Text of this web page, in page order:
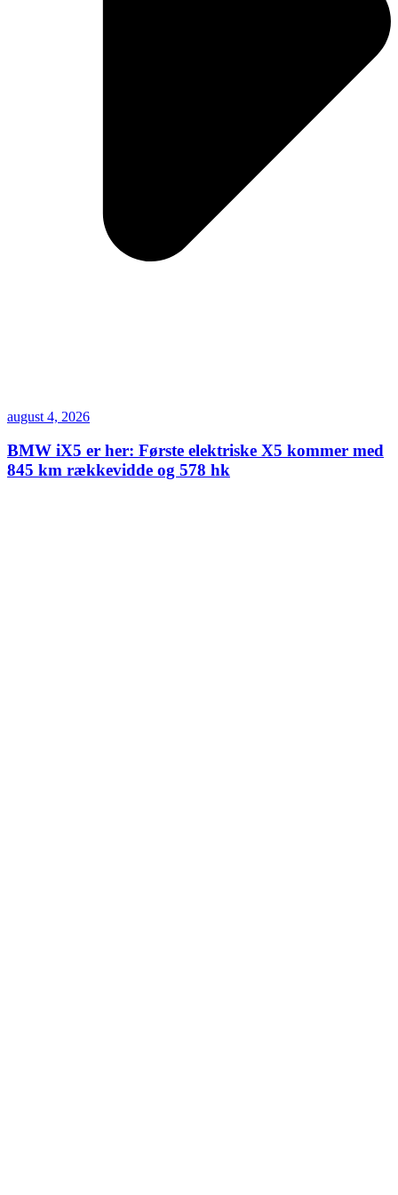
august 4, 2026
BMW iX5 er her: Første elektriske X5 kommer med
845 km rækkevidde og 578 hk